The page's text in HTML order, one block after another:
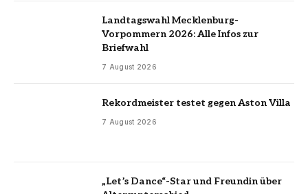
Landtagswahl Mecklenburg-
Vorpommern 2026: Alle Infos zur
Briefwahl
7 August 2026
Rekordmeister testet gegen Aston Villa
7 August 2026
„Let’s Dance“-Star und Freundin über